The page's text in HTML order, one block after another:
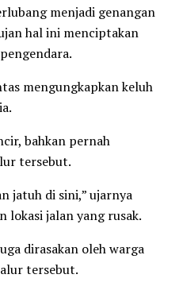
menjadi genangan
hal ini menciptakan
mengungkapkan keluh
bahkan pernah
tersebut.
jatuh di sini,” ujarnya
lokasi jalan yang rusak.
dirasakan oleh warga
tersebut.